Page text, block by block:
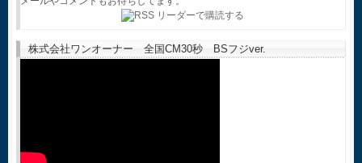
株式会社ワンオーナー 全国CM30秒 BSフジver.